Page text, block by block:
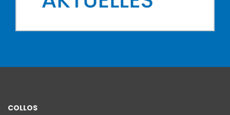
COLLOS